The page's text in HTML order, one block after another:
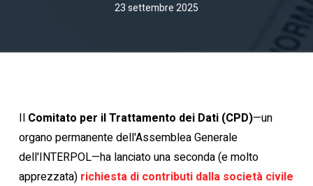
23 settembre 2025
Il Comitato per il Trattamento dei Dati (CPD)—un
organo permanente dell'Assemblea Generale
dell'INTERPOL—ha lanciato una seconda (e molto
apprezzata) richiesta di contributi dalla società civile